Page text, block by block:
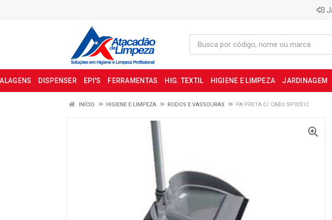
DISPENSER EPI'S FERRAMENTAS HIG. TEXTIL HIGIENE E LIMPEZA JARDINAGEM
INÍCIO HIGIENE E LIMPEZA RODOS E VASSOURAS PA PRETA C/ CABO SP9251C